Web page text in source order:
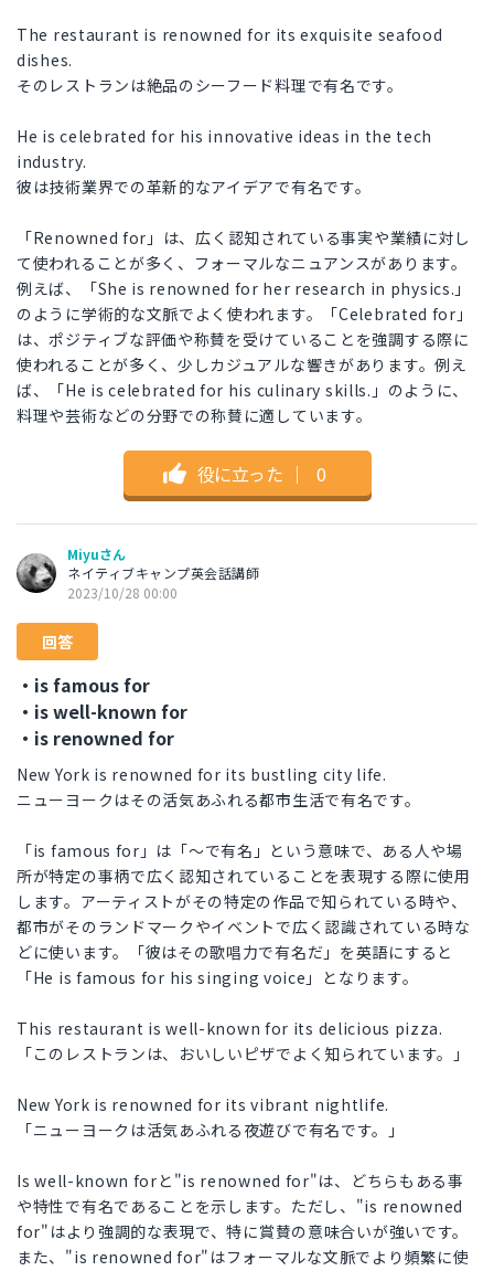
The restaurant is renowned for its exquisite seafood
dishes.
そのレストランは絶品のシーフード料理で有名です。
He is celebrated for his innovative ideas in the tech
industry.
彼は技術業界での革新的なアイデアで有名です。
「Renowned for」は、広く認知されている事実や業績に対し
て使われることが多く、フォーマルなニュアンスがあります。
例えば、「She is renowned for her research in physics.」
のように学術的な文脈でよく使われます。「Celebrated for」
は、ポジティブな評価や称賛を受けていることを強調する際に
使われることが多く、少しカジュアルな響きがあります。例え
ば、「He is celebrated for his culinary skills.」のように、
料理や芸術などの分野での称賛に適しています。
役に立った ｜ 0
Miyuさん
ネイティブキャンプ英会話講師
2023/10/28 00:00
回答
・is famous for
・is well-known for
・is renowned for
New York is renowned for its bustling city life.
ニューヨークはその活気あふれる都市生活で有名です。
「is famous for」は「～で有名」という意味で、ある人や場
所が特定の事柄で広く認知されていることを表現する際に使用
します。アーティストがその特定の作品で知られている時や、
都市がそのランドマークやイベントで広く認識されている時な
どに使います。「彼はその歌唱力で有名だ」を英語にすると
「He is famous for his singing voice」となります。
This restaurant is well-known for its delicious pizza.
「このレストランは、おいしいピザでよく知られています。」
New York is renowned for its vibrant nightlife.
「ニューヨークは活気あふれる夜遊びで有名です。」
Is well-known forと"is renowned for"は、どちらもある事
や特性で有名であることを示します。ただし、"is renowned
for"はより強調的な表現で、特に賞賛の意味合いが強いです。
また、"is renowned for"はフォーマルな文脈でより頻繁に使